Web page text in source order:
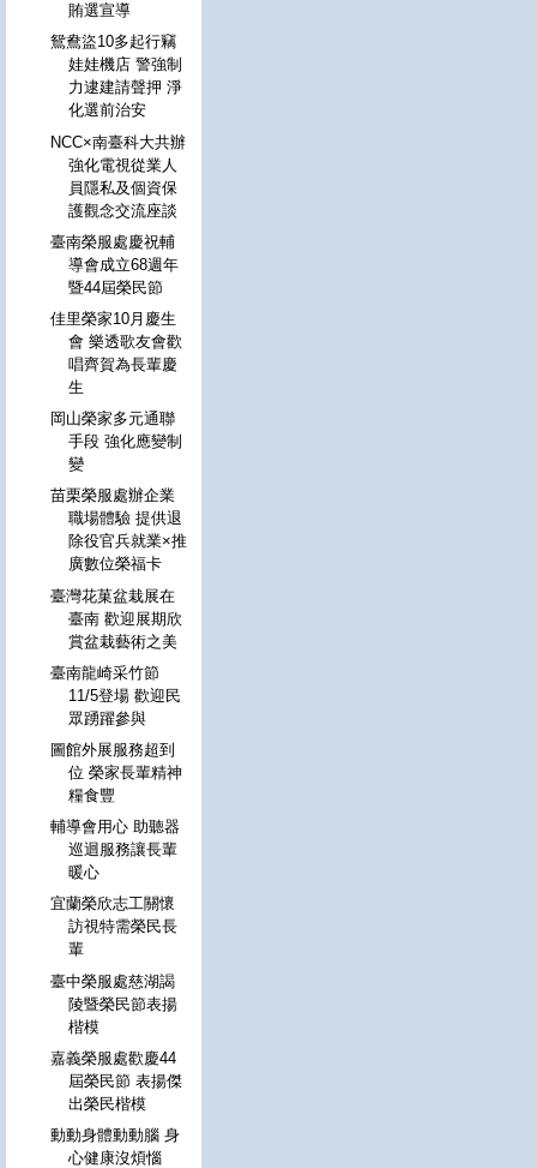
賄選宣導
鴛鴦盜10多起行竊
娃娃機店 警強制
力逮建請聲押 淨
化選前治安
NCC×南臺科大共辦
強化電視從業人
員隱私及個資保
護觀念交流座談
臺南榮服處慶祝輔
導會成立68週年
暨44屆榮民節
佳里榮家10月慶生
會 樂透歌友會歡
唱齊賀為長輩慶
生
岡山榮家多元通聯
手段 強化應變制
變
苗栗榮服處辦企業
職場體驗 提供退
除役官兵就業×推
廣數位榮福卡
臺灣花菓盆栽展在
臺南 歡迎展期欣
賞盆栽藝術之美
臺南龍崎采竹節
11/5登場 歡迎民
眾踴躍參與
圖館外展服務超到
位 榮家長輩精神
糧食豐
輔導會用心 助聽器
巡迴服務讓長輩
暖心
宜蘭榮欣志工關懷
訪視特需榮民長
輩
臺中榮服處慈湖謁
陵暨榮民節表揚
楷模
嘉義榮服處歡慶44
屆榮民節 表揚傑
出榮民楷模
動動身體動動腦 身
心健康沒煩惱